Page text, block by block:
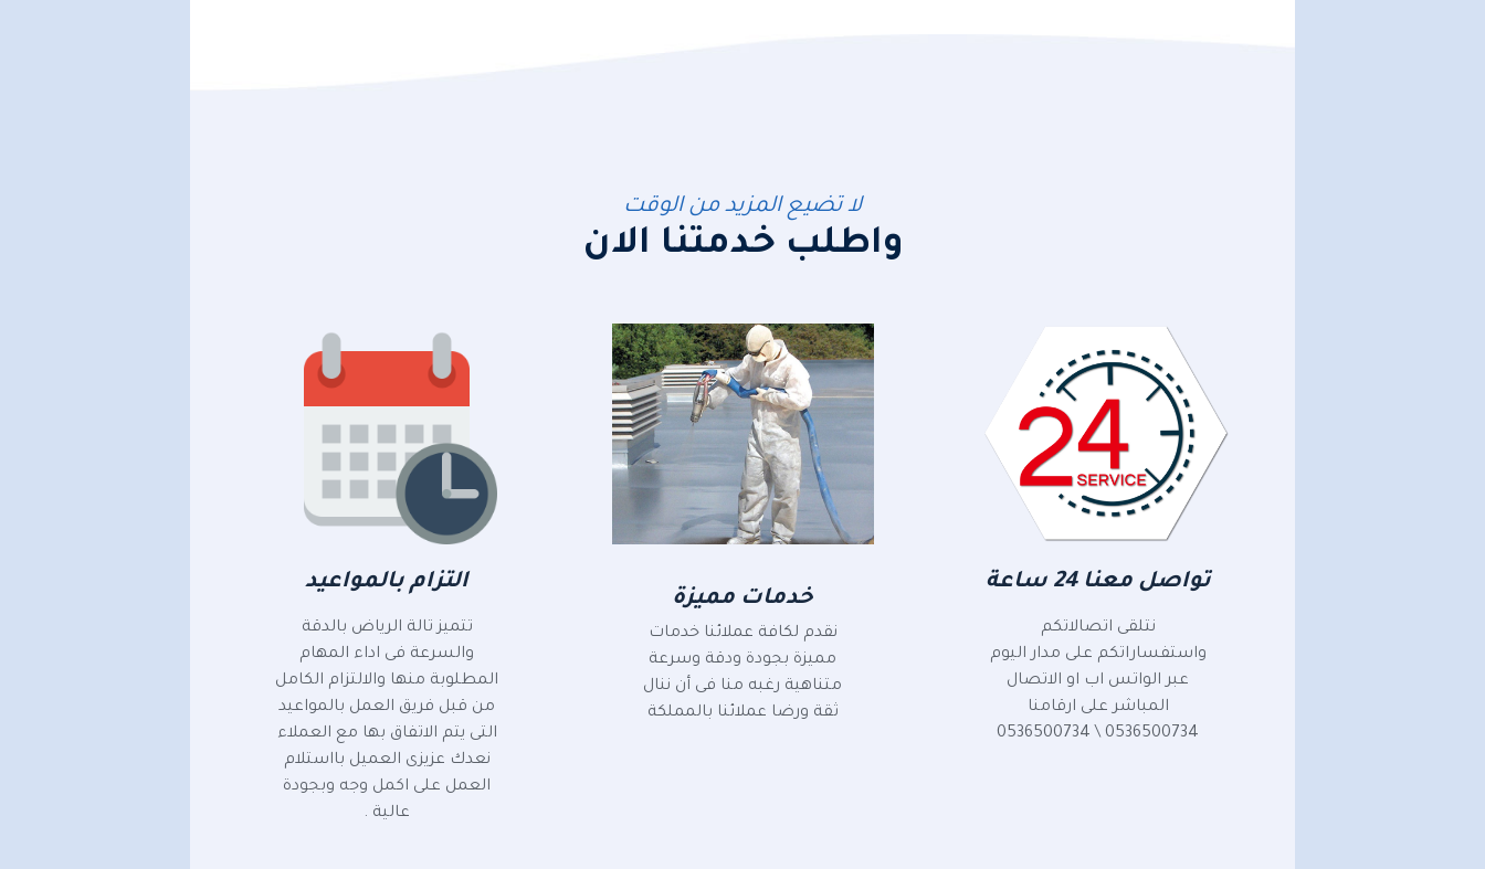
لا تضيع المزيد من الوقت
واطلب خدمتنا الان
تواصل معنا 24 ساعة
نتلقى اتصالاتكم
واستفساراتكم على مدار اليوم
عبر الواتس اب او الاتصال
المباشر على ارقامنا
0536500734 \ 0536500734
خدمات مميزة
نقدم لكافة عملائنا خدمات
مميزة بجودة ودقة وسرعة
متناهية رغبه منا فى أن ننال
ثقة ورضا عملائنا بالمملكة
التزام بالمواعيد
تتميز تالة الرياض بالدقة
والسرعة فى اداء المهام
المطلوبة منها والالتزام الكامل
من قبل فريق العمل بالمواعيد
التى يتم الاتفاق بها مع العملاء
نعدك عزيزى العميل بااستلام
العمل على اكمل وجه وبجودة
عالية .